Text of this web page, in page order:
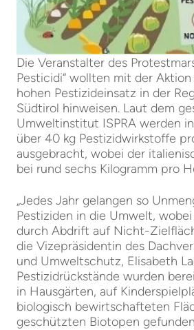
Die Veranstalter des
Pesticidi“ wollten mit der
hohen Pestizideinsatz in der
Südtirol hinweisen. Laut dem
Umweltinstitut ISPRA werden
über 40 kg Pestizidwirkstoffe
ausgebracht, wobei der
bei rund sechs Kilogramm pro
„Jedes Jahr gelangen so
Pestiziden in die Umwelt,
durch Abdrift auf Nicht-
die Vizepräsidentin des
und Umweltschutz, Elisabeth
Pestizidrückstände wurden
in Hausgärten, auf
biologisch bewirtschafteten
geschützten Biotopen